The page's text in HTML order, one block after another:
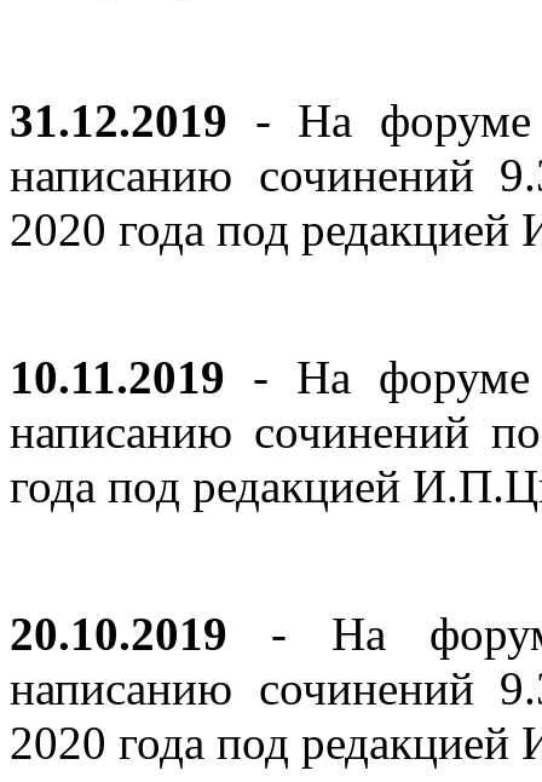
31.12.2019 - На форуме
написанию сочинений
2020 года под
10.11.2019 - На форуме
написанию сочинений
года под редакцией
20.10.2019 - На
написанию сочинений
2020 года под